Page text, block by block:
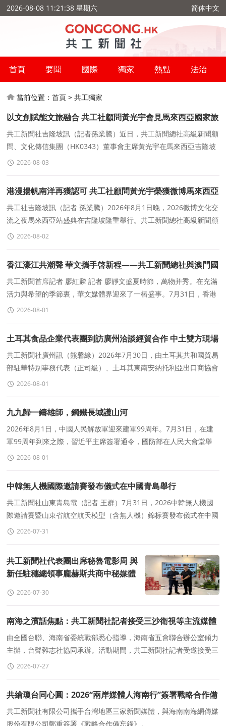
2026-08-08 11:21:39 星期六 简体中文
首頁 要聞 國際 獨家 熱點 法治
當前位置：首頁 >共工獨家
以文創賦能文旅融合 共工社顧問黃光宇會見馬來西亞國家旅
遊局副局長李泰康
共工新聞社吉隆坡訊（記者孫業騰）近日，共工新聞總社高級新聞顧
問、文化傳信集團（HK0343）董事會主席黃光宇在馬來西亞吉隆坡
會見馬來西亞國家旅遊局（Tourism Malaysia）副局長李泰康。
2026-08-03
港漫揚帆南洋再獲認可 共工社顧問黃光宇榮獲微博馬來西亞
年度動漫IP傳播标杆
共工社吉隆坡訊（記者 孫業騰）2026年8月1日晚，2026微博文化交
流之夜馬來西亞站盛典在吉隆坡隆重舉行。共工新聞總社高級新聞顧
問、文化傳信集團董事會主席黃光宇受邀出席活動
2026-08-02
香江濠江共潮聲 華文攜手啓新程——共工新聞總社與澳門國
際通訊社締結友好合作
共工新聞首席記者 廖紅麟 記者 廖靜文盛夏時節，萬物并秀。在充滿
活力與希望的季節裏，華文媒體界迎來了一樁盛事。7月31日，香港
共工新聞總社與澳門國際通訊社正式簽署友好華文媒
2026-08-01
土耳其食品企業代表團到訪廣州洽談經貿合作 中土雙方現場
簽署合作協議
共工新聞社廣州訊（熊馨緣）2026年7月30日，由土耳其共和國貿易
部駐華特别事務代表（正司級）、土耳其東南安納托利亞出口商協會
（GAIB）會長率領的土耳其經貿代表團到訪廣州，開展食品進口
2026-08-01
九九歸一鑄雄師，鋼鐵長城護山河
2026年8月1日，中國人民解放軍迎來建軍99周年。7月31日，在建
軍99周年到來之際，習近平主席簽署通令，國防部在人民大會堂舉
行盛大招待會 ，中國人民解放軍駐澳門部隊在氹仔軍營舉行隆重慶
2026-08-01
中韓無人機國際邀請賽發布儀式在中國青島舉行
共工新聞社山東青島電（記者 王群）7月31日，2026中韓無人機國
際邀請賽暨山東省航空航天模型（含無人機）錦标賽發布儀式在中國
青島舉行。會上宣布，賽事将于10月16日在青島市城陽區流亭
2026-07-31
共工新聞社代表團出席秘魯電影周 與
新任駐穗總領事龐赫斯共商中秘媒體
2026-07-30
南海之濱話焦點：共工新聞社記者接受三沙衛視等主流媒體
采訪
由全國台聯、海南省委統戰部悉心指導，海南省五會聯合辦公室傾力
主辦，台聲雜志社協同承辦。活動期間，共工新聞社記者受邀接受三
沙衛視等主流媒體專訪
2026-07-27
共繪瓊台同心圓：2026“兩岸媒體人海南行”簽署戰略合作備
忘錄
共工新聞社有限公司攜手台灣地區三家新聞媒體，與海南南海網傳媒
股份有限公司鄭重簽署《戰略合作備忘錄》。